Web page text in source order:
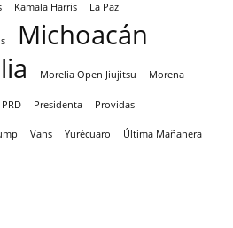
Kamala Harris La Paz
Michoacán
Morelia Open Jiujitsu Morena
PRD Presidenta Providas
Vans Yurécuaro Última Mañanera